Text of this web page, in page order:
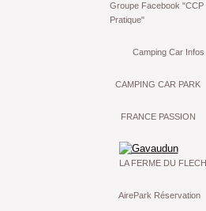
Groupe Facebook "CCP
Pratique"
Camping Car Infos
CAMPING CAR PARK
FRANCE PASSION
LA FERME DU
AirePark Réservation